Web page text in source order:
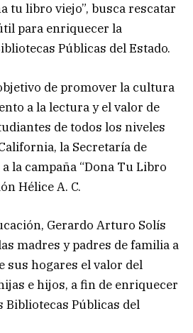
tu libro viejo”, busca rescatar
para enriquecer la
Públicas del Estado.
de promover la cultura
a la lectura y el valor de
de todos los niveles
la Secretaría de
la campaña “Dona Tu Libro
Hélice A. C.
Gerardo Arturo Solís
madres y padres de familia a
sus hogares el valor del
e hijos, a fin de enriquecer
Bibliotecas Públicas del